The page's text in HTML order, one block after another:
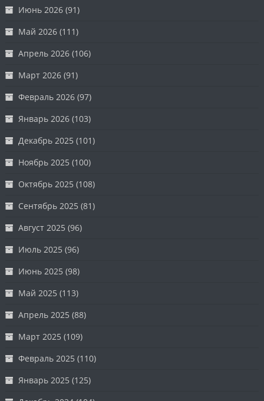
Июнь 2026 (91)
Май 2026 (111)
Апрель 2026 (106)
Март 2026 (91)
Февраль 2026 (97)
Январь 2026 (103)
Декабрь 2025 (101)
Ноябрь 2025 (100)
Октябрь 2025 (108)
Сентябрь 2025 (81)
Август 2025 (96)
Июль 2025 (96)
Июнь 2025 (98)
Май 2025 (113)
Апрель 2025 (88)
Март 2025 (109)
Февраль 2025 (110)
Январь 2025 (125)